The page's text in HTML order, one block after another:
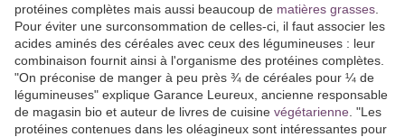
protéines complètes mais aussi beaucoup de matières grasses
Pour éviter une surconsommation de celles-ci, il faut associer les
acides aminés des céréales avec ceux des légumineuses : leur
combinaison fournit ainsi à l'organisme des protéines complètes.
"On préconise de manger à peu près ¾ de céréales pour ¼ de
légumineuses" explique Garance Leureux, ancienne responsable
de magasin bio et auteur de livres de cuisine végétarienne . "Les
protéines contenues dans les oléagineux sont intéressantes pour